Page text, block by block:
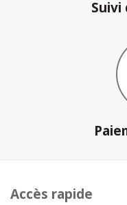
Suivi
Accès rapide